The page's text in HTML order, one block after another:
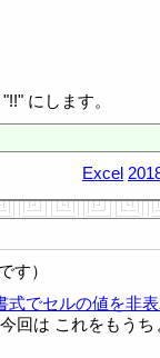
にします。
Excel
す）
式でセルの値を非
回は これをもうち